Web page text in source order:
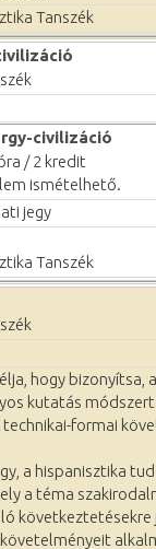
Tanszék
civilizáció
/ 2 kredit
ismételhető.
jegy
Tanszék
hogy bizonyítsa,
kutatás
formai
a hispanisztika
a téma